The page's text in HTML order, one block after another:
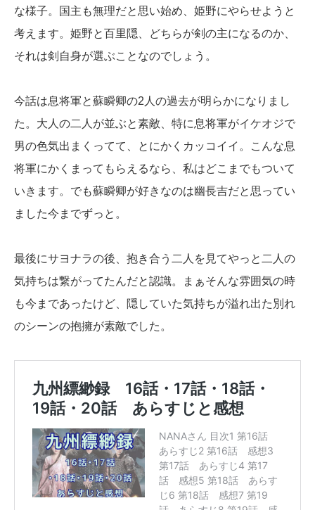
な様子。国主も無理だと思い始め、姫野にやらせようと
考えます。姫野と百里隠、どちらが剣の主になるのか、
それは剣自身が選ぶことなのでしょう。
今話は息将軍と蘇瞬卿の2人の過去が明らかになりまし
た。大人の二人が並ぶと素敵、特に息将軍がイケオジで
男の色気出まくってて、とにかくカッコイイ。こんな息
将軍にかくまってもらえるなら、私はどこまでもついて
いきます。でも蘇瞬卿が好きなのは幽長吉だと思ってい
ました今までずっと。
最後にサヨナラの後、抱き合う二人を見てやっと二人の
気持ちは繋がってたんだと認識。まぁそんな雰囲気の時
も今まであったけど、隠していた気持ちが溢れ出た別れ
のシーンの抱擁が素敵でした。